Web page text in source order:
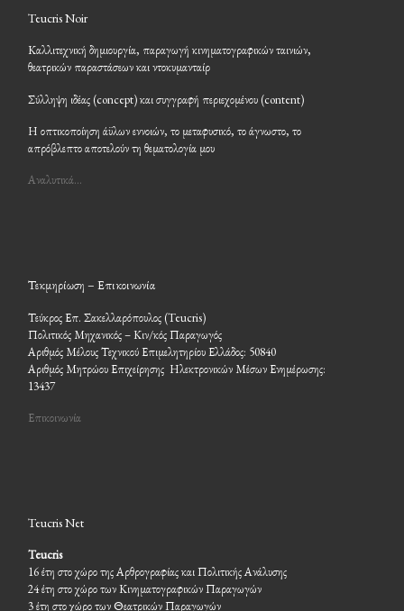
Teucris Noir
Καλλιτεχνική δημιουργία, παραγωγή κινηματογραφικών ταινιών,
θεατρικών παραστάσεων και ντοκυμανταίρ
Σύλληψη ιδέας (concept) και συγγραφή περιεχομένου (content)
Η οπτικοποίηση άϋλων εννοιών, το μεταφυσικό, το άγνωστο, το
απρόβλεπτο αποτελούν τη θεματολογία μου
Αναλυτικά…
Τεκμηρίωση – Επικοινωνία
Τεύκρος Επ. Σακελλαρόπουλος (Teucris)
Πολιτικός Μηχανικός – Κιν/κός Παραγωγός
Αριθμός Μέλους Τεχνικού Επιμελητηρίου Ελλάδος: 50840
Αριθμός Μητρώου Επιχείρησης Ηλεκτρονικών Μέσων Ενημέρωσης:
13437
Επικοινωνία
Teucris Net
Teucris
16 έτη στο χώρο της Αρθρογραφίας και Πολιτικής Ανάλυσης
24 έτη στο χώρο των Κινηματογραφικών Παραγωγών
3 έτη στο χώρο των Θεατρικών Παραγωγών